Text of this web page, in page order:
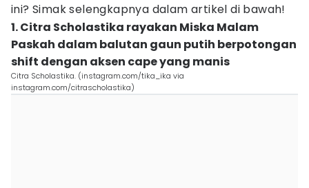
ini? Simak selengkapnya dalam artikel di bawah!
1. Citra Scholastika rayakan Miska Malam
Paskah dalam balutan gaun putih berpotongan
shift dengan aksen cape yang manis
Citra Scholastika. (instagram.com/tika_ika via
instagram.com/citrascholastika)